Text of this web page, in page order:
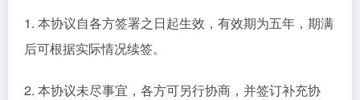
1. 本协议自各方签署之日起生效，有效期为五年，期满
后可根据实际情况续签。
2. 本协议未尽事宜，各方可另行协商，并签订补充协